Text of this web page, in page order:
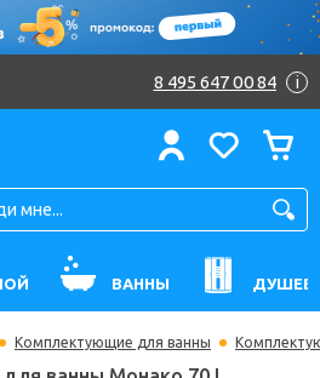
8 495 647 00 84 i
ВАННЫ
Комплектующие для ванны